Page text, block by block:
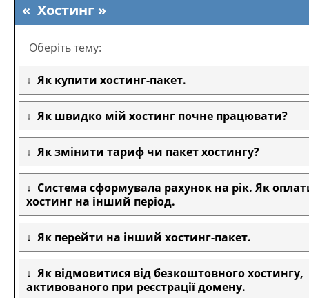
Хостинг
Оберіть тему:
Як купити хостинг-пакет.
Як швидко мій хостинг почне працювати?
Як змінити тариф чи пакет хостингу?
Система сформувала рахунок на рік. Як
хостинг на інший період.
Як перейти на інший хостинг-пакет.
Як відмовитися від безкоштовного хостингу,
активованого при реєстрації домену.